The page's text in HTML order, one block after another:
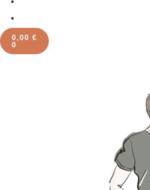
0,00 €
0